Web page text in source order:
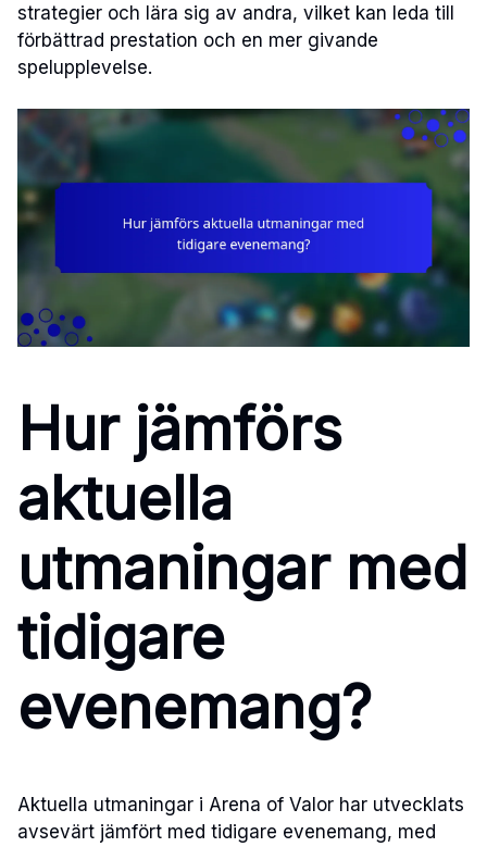
strategier och lära sig av andra, vilket kan leda till
förbättrad prestation och en mer givande
spelupplevelse.
Hur jämförs
aktuella
utmaningar med
tidigare
evenemang?
Aktuella utmaningar i Arena of Valor har utvecklats
avsevärt jämfört med tidigare evenemang, med